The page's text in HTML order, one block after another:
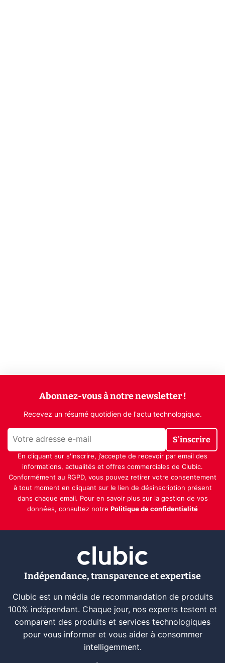
Abonnez-vous à notre newsletter !
Recevez un résumé quotidien de l'actu technologique.
S'inscrire
En cliquant sur s'inscrire, j’accepte de recevoir par email des
informations, actualités et offres commerciales de Clubic.
Conformément au RGPD, vous pouvez retirer votre consentement
à tout moment en cliquant sur le lien de désinscription présent
dans chaque email. Pour en savoir plus sur la gestion de vos
données, consultez notre Politique de confidentialité
Indépendance, transparence et expertise
Clubic est un média de recommandation de produits
100% indépendant. Chaque jour, nos experts testent et
comparent des produits et services technologiques
pour vous informer et vous aider à consommer
intelligemment.